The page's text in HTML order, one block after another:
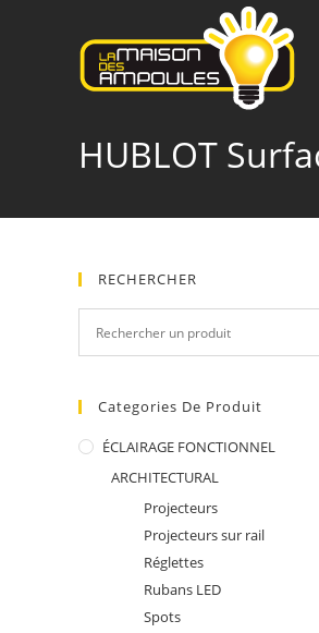
HUBLOT
RECHERCHER
Categories De Produit
ÉCLAIRAGE FONCTIONNEL
ARCHITECTURAL
Projecteurs
Projecteurs sur rail
Réglettes
Rubans LED
Spots